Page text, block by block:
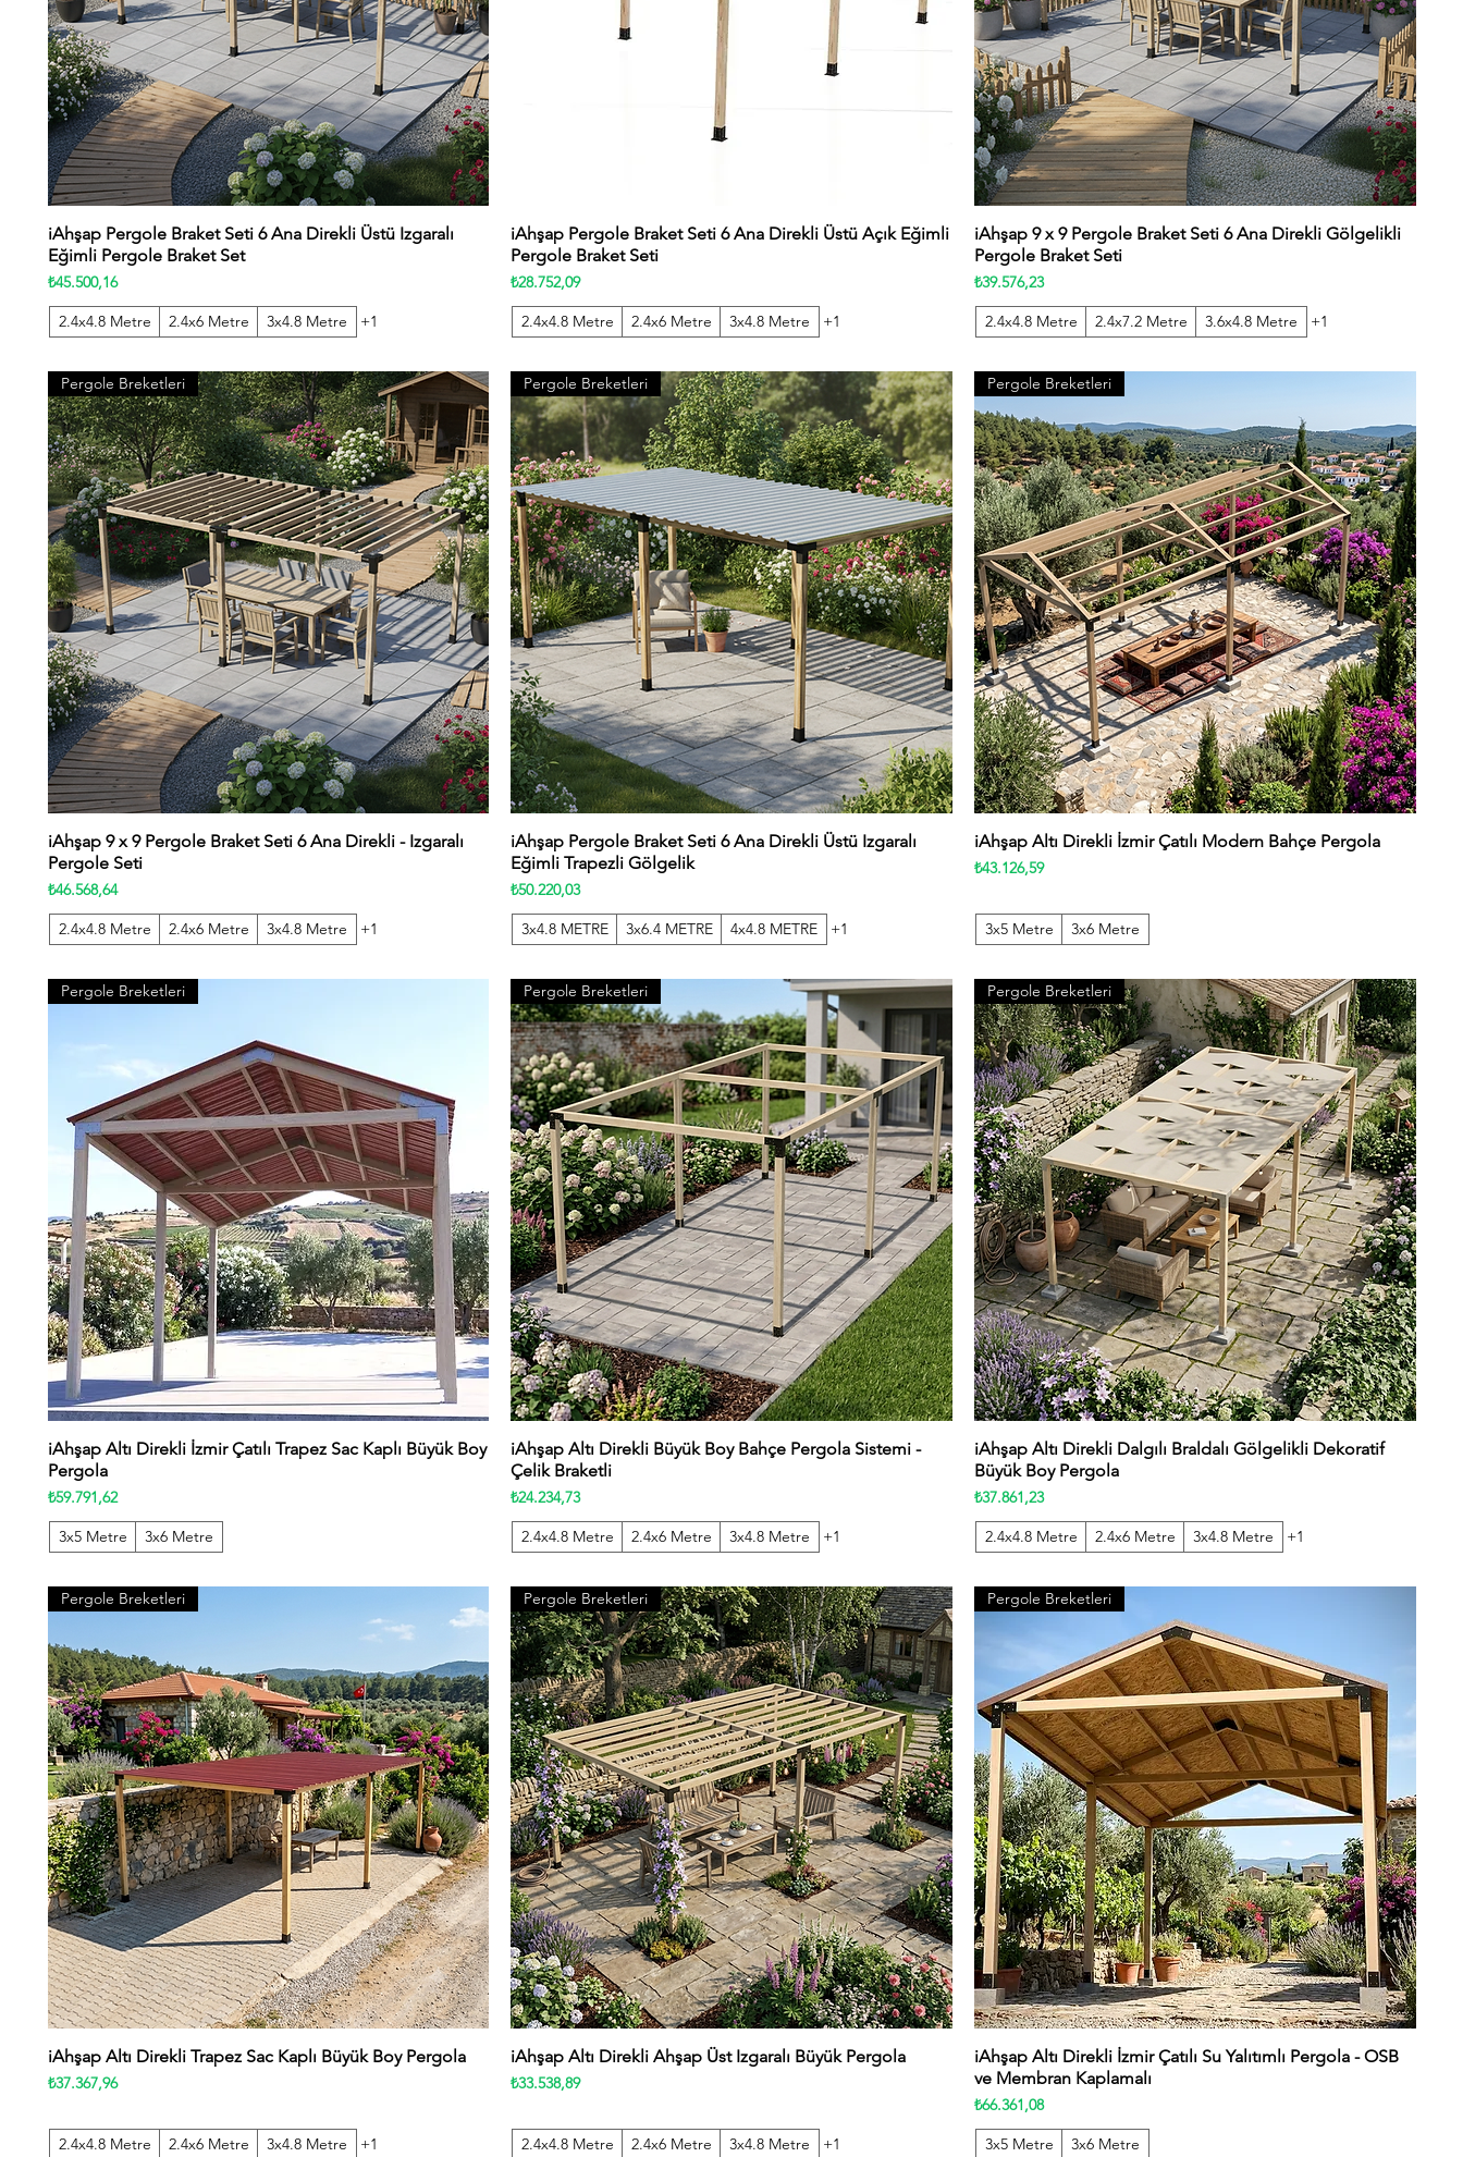
Hızlı Bakış
iAhşap Pergole Braket Seti 6 Ana Direkli Üstü Izgaralı
Eğimli Pergole Braket Set
Fiyat
₺45.500,16
2.4x4.8 Metre
2.4x6 Metre 3x4.8 Metre +1
Hızlı Bakış
iAhşap Pergole Braket Seti 6 Ana Direkli Üstü Açık Eğimli
Pergole Braket Seti
Fiyat
₺28.752,09
2.4x4.8 Metre
2.4x6 Metre 3x4.8 Metre +1
Hızlı Bakış
iAhşap 9 x 9 Pergole Braket Seti 6 Ana Direkli Gölgelikli
Pergole Braket Seti
Fiyat
₺39.576,23
2.4x4.8 Metre
2.4x7.2 Metre 3.6x4.8 Metre +1
Hızlı Bakış
Pergole Breketleri
iAhşap 9 x 9 Pergole Braket Seti 6 Ana Direkli - Izgaralı
Pergole Seti
Fiyat
₺46.568,64
2.4x4.8 Metre
2.4x6 Metre 3x4.8 Metre +1
Hızlı Bakış
Pergole Breketleri
iAhşap Pergole Braket Seti 6 Ana Direkli Üstü Izgaralı
Eğimli Trapezli Gölgelik
Fiyat
₺50.220,03
3x4.8 METRE
3x6.4 METRE 4x4.8 METRE +1
Hızlı Bakış
Pergole Breketleri
iAhşap Altı Direkli İzmir Çatılı Modern Bahçe Pergola
Fiyat
₺43.126,59
3x5 Metre 3x6 Metre
Hızlı Bakış
Pergole Breketleri
iAhşap Altı Direkli İzmir Çatılı Trapez Sac Kaplı Büyük Boy
Pergola
Fiyat
₺59.791,62
3x5 Metre
3x6 Metre
Hızlı Bakış
Pergole Breketleri
iAhşap Altı Direkli Büyük Boy Bahçe Pergola Sistemi -
Çelik Braketli
Fiyat
₺24.234,73
2.4x4.8 Metre
2.4x6 Metre 3x4.8 Metre +1
Hızlı Bakış
Pergole Breketleri
iAhşap Altı Direkli Dalgılı Braldalı Gölgelikli Dekoratif
Büyük Boy Pergola
Fiyat
₺37.861,23
2.4x4.8 Metre
2.4x6 Metre 3x4.8 Metre +1
Hızlı Bakış
Pergole Breketleri
iAhşap Altı Direkli Trapez Sac Kaplı Büyük Boy Pergola
Fiyat
₺37.367,96
2.4x4.8 Metre 2.4x6 Metre 3x4.8 Metre +1
Hızlı Bakış
Pergole Breketleri
iAhşap Altı Direkli Ahşap Üst Izgaralı Büyük Pergola
Fiyat
₺33.538,89
2.4x4.8 Metre 2.4x6 Metre 3x4.8 Metre +1
Hızlı Bakış
Pergole Breketleri
iAhşap Altı Direkli İzmir Çatılı Su Yalıtımlı Pergola - OSB
ve Membran Kaplamalı
Fiyat
₺66.361,08
3x5 Metre
3x6 Metre